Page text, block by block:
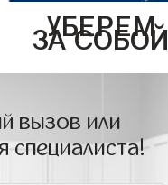
УБЕРЕМ
ЗА СОБОЙ
вызов или
специалиста!